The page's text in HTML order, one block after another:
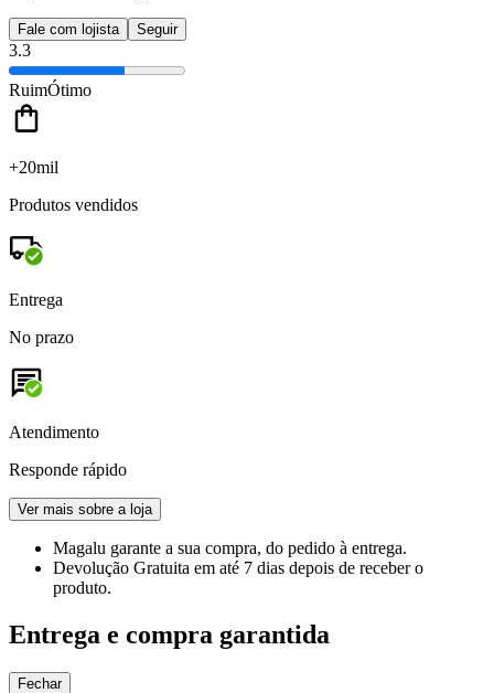
Fale com lojista Seguir
3.3
RuimÓtimo
+20mil
Produtos vendidos
Entrega
No prazo
Atendimento
Responde rápido
Ver mais sobre a loja
Magalu garante a sua compra, do pedido à entrega.
Devolução Gratuita em até 7 dias depois de receber o
produto.
Entrega e compra garantida
Fechar